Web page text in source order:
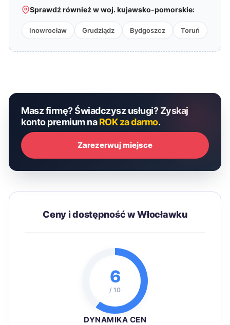
Sprawdź również w woj. kujawsko-pomorskie:
Inowrocław Grudziądz Bydgoszcz Toruń
Masz firmę? Świadczysz usługi? Zyskaj
konto premium naROK za darmo.
Zarezerwuj miejsce
Ceny i dostępność w Włocławku
6
/ 10
DYNAMIKA CEN